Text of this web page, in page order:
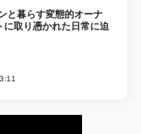
と暮らす変態的オーナ
取り憑かれた日常に迫